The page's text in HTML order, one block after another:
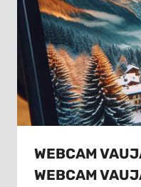
WEBCAM
WEBCAM